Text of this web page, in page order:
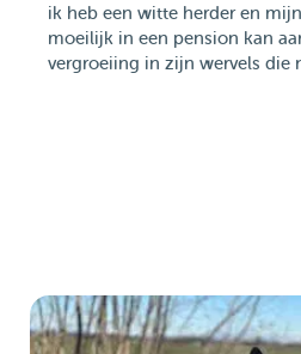
ik heb een witte herder en
moeilijk in een pension kan
vergroeiing in zijn wervels die